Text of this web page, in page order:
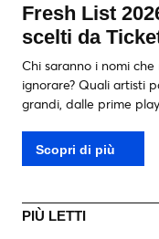
Fresh List
scelti da
Chi saranno i nomi
ignorare? Quali artisti
grandi, dalle prime
Scopri di più
PIÙ LETTI